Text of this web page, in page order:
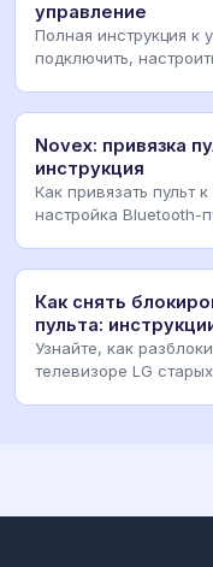
управление
Полная инструкция к
подключить,
Novex: привязка
инструкция
Как привязать пульт
настройка Bluetooth-
Как снять
пульта:
Узнайте, как
телевизоре LG